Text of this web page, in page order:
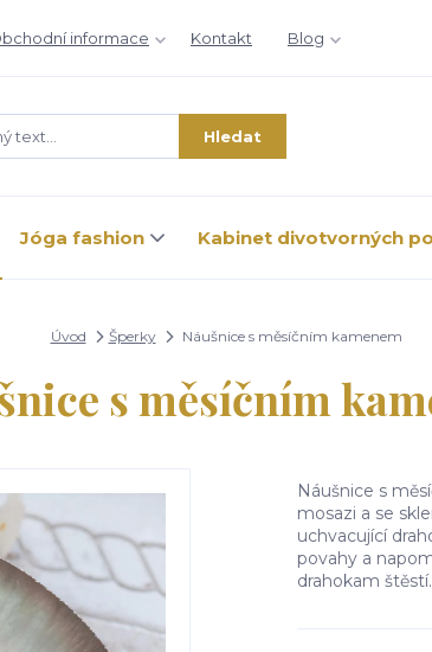
informace Kontakt Blog
Hledat
Jóga fashion Kabinet divotvorných
Úvod Šperky Náušnice s měsíčním kamenem
s měsíčním
Náušnice s
mosazi a se
uchvacující
povahy a
drahokam